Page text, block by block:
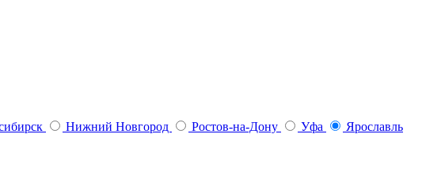
Нижний Новгород Ростов-на-Дону Уфа Ярославль